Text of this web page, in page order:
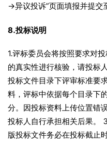
→异议投诉”页面填报并提交
8.投标说明
1.评标委员会将按照要求对
的真实性进行核验，请投标
投标文件目录下评审标准要
料，评标中依据每个目录下
分。因投标资料上传位置错
投标人自行承担相关后果。
版投标文件务必在投标截止